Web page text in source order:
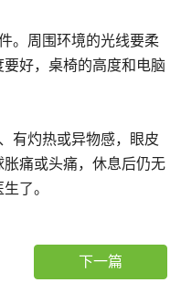
周围环境的光线要柔
好，桌椅的高度和电脑
灼热或异物感，眼皮
痛或头痛，休息后仍无
了。
下一篇